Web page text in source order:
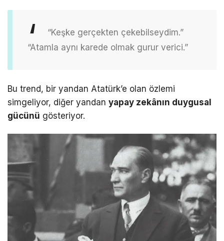
“Keşke gerçekten çekebilseydim.”
“Atamla aynı karede olmak gurur verici.”
Bu trend, bir yandan Atatürk’e olan özlemi
simgeliyor, diğer yandan yapay zekânın duygusal
gücünü gösteriyor.